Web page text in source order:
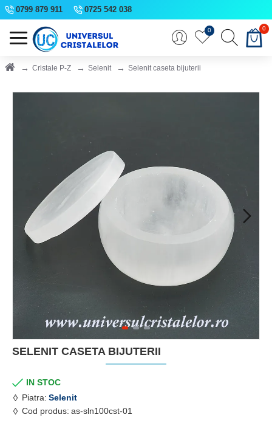
0799 879 911 0725 542 038
0 0
Cristale P-Z Selenit Selenit caseta bijuterii
SELENIT CASETA BIJUTERII
IN STOC
Piatra: Selenit
Cod produs: as-sln100cst-01